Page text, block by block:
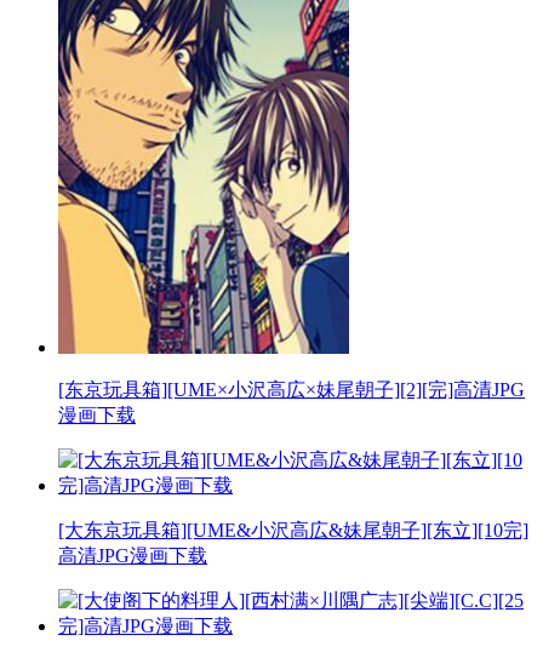
[东京玩具箱][UME×小沢高広×妹尾朝子][2][完]高清JPG
漫画下载
[大东京玩具箱][UME&小沢高広&妹尾朝子][东立][10完]
高清JPG漫画下载